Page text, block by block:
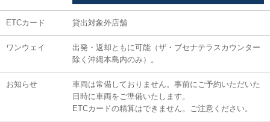
ETCカード 貸出対象外店舗
ワンウェイ
出発・返却ともに可能（ザ・ブセナテラスカウンター
除く沖縄本島内のみ）。
お知らせ
車両は常備しておりません。事前にご予約いただいた
日時に車両をご準備いたします。
ETCカードの精算はできません。ご注意ください。